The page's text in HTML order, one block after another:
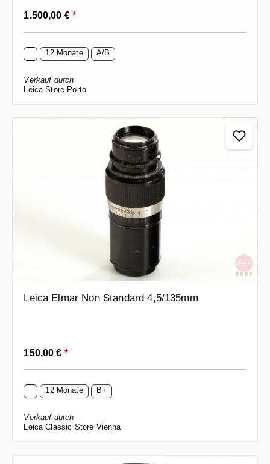
Regulärer Preis:
1.500,00 €*
12 Monate A/B
Verkauf durch
Leica Store Porto
Leica Elmar Non Standard 4,5/135mm
Regulärer Preis:
150,00 € *
12 Monate B+
Verkauf durch
Leica Classic Store Vienna